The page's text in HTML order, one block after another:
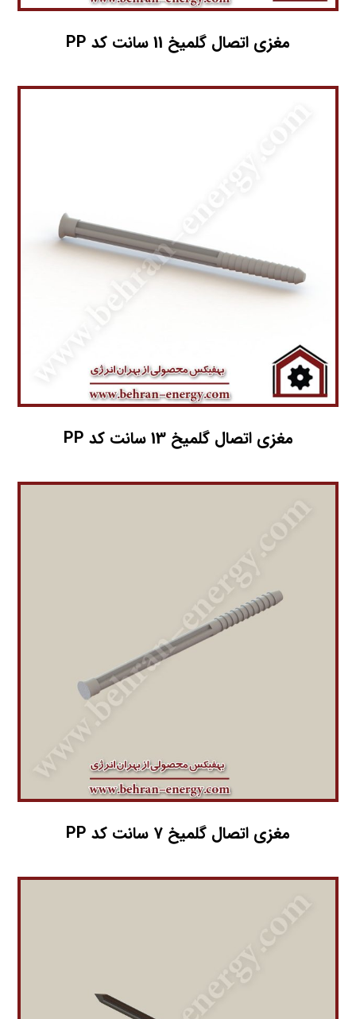
مغزی اتصال گلمیخ 11 سانت کد PP
مغزی اتصال گلمیخ 13 سانت کد PP
مغزی اتصال گلمیخ 7 سانت کد PP